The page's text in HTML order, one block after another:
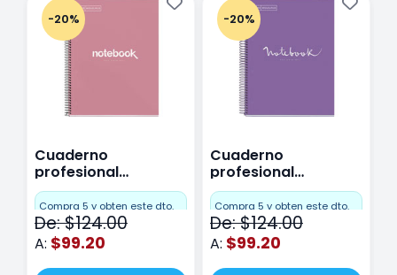
-20%
Cuaderno
profesional
Miquelrius Emotions
Cuadro Chico 80
hojas Rosa
Compra 5 y obten este dto.
De: $124.00
A: $99.20
-20%
Cuaderno
profesional
Miquelrius Emotions
raya 80 hojas
Purpura
Compra 5 y obten este dto.
De: $124.00
A: $99.20